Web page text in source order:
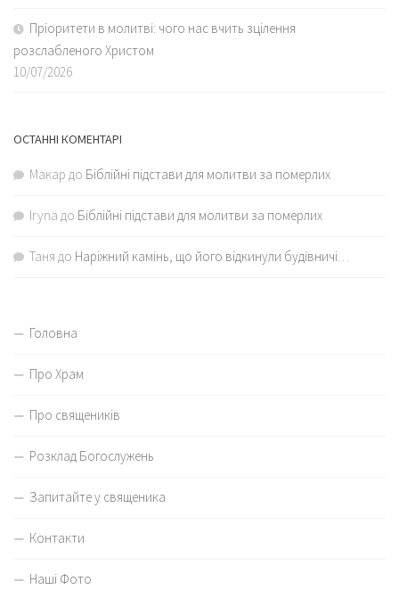
Пріоритети в молитві: чого нас вчить зцілення
розслабленого Христом
10/07/2026
ОСТАННІ КОМЕНТАРІ
Макар до Біблійні підстави для молитви за померлих
Iryna до Біблійні підстави для молитви за померлих
Таня до Наріжний камінь, що його відкинули будівничі…
Головна
Про Храм
Про священиків
Розклад Богослужень
Запитайте у священика
Контакти
Наші Фото